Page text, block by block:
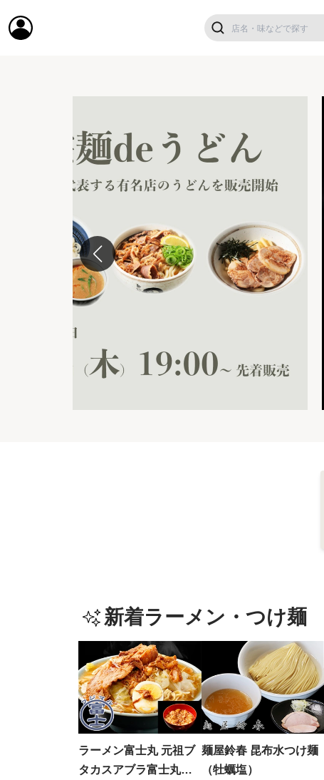
新着ラーメン・つけ麺
ラーメン富士丸 元祖ブ
タカスアブラ富士丸
麺屋鈴春 昆布水つけ麺
（牡蠣塩）